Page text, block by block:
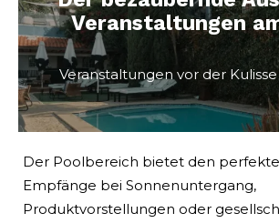
Veranstaltungen
Veranstaltungen vor der Kulisse
Der Poolbereich bietet den
Empfänge bei Sonnenuntergang,
Produktvorstellungen oder